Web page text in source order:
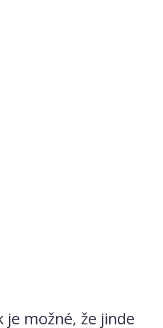
je možné, že jinde